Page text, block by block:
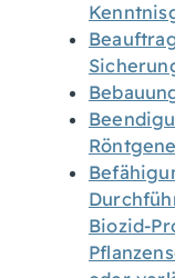
Biozid-